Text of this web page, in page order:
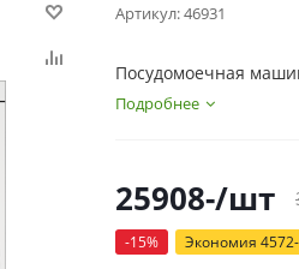
Артикул:46931
Посудомоечная
Подробнее
25908-/шт
-15% Экономия 4572-